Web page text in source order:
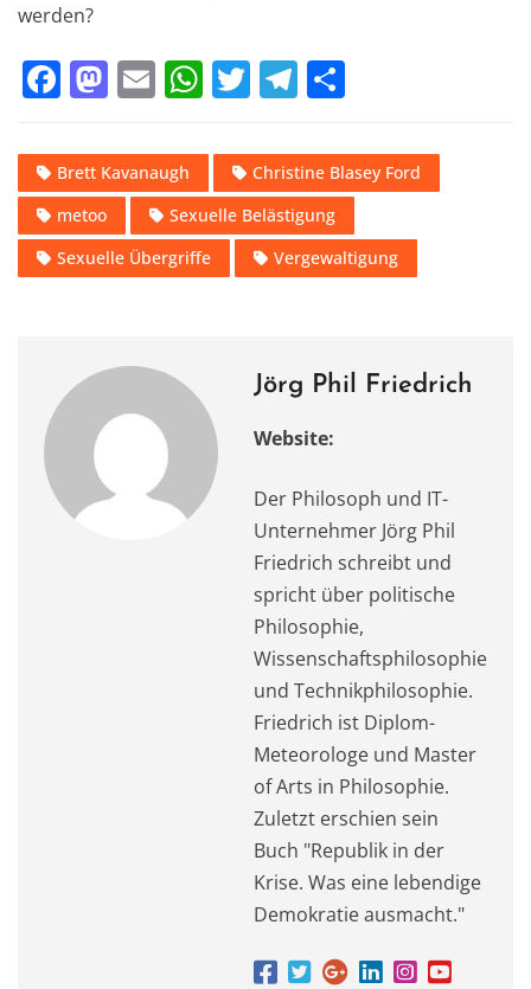
werden?
F
c
e
b
o
M
st
o
d
o
E
ai
l
W
at
s
A
p
T
it
te
r
T
e
gr
a
m
le
n
Brett Kavanaugh
Christine Blasey Ford
metoo
Sexuelle Belästigung
Sexuelle Übergriffe
Vergewaltigung
Jörg Phil Friedrich
Website:
Der Philosoph und IT-
Unternehmer Jörg Phil
Friedrich schreibt und
spricht über politische
Philosophie,
Wissenschaftsphilosophie
und Technikphilosophie.
Friedrich ist Diplom-
Meteorologe und Master
of Arts in Philosophie.
Zuletzt erschien sein
Buch "Republik in der
Krise. Was eine lebendige
Demokratie ausmacht."